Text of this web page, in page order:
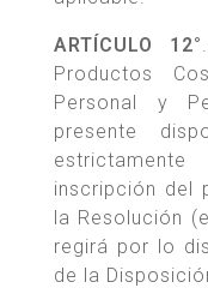
ARTÍCULO 12°
Productos
Personal y
presente
inscripción del
la Resolución
regirá por lo
de la